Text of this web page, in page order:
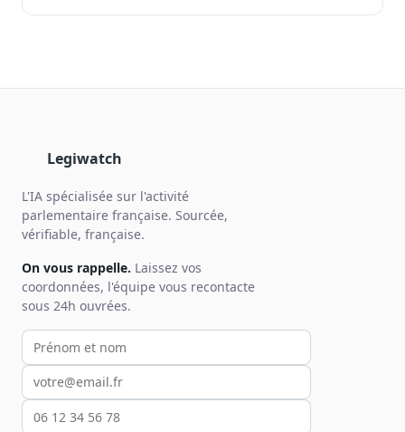
Legiwatch
L'IA spécialisée sur l'activité
parlementaire française. Sourcée,
vérifiable, française.
On vous rappelle. Laissez vos
coordonnées, l'équipe vous recontacte
sous 24h ouvrées.
Votre prénom et nom
Votre email
Votre téléphone